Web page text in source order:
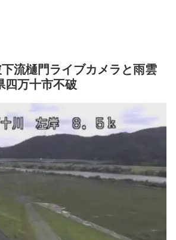
流樋門ライブカメラと雨雲
四万十市不破